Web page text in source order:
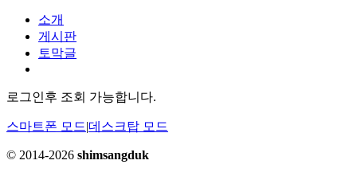
소개
게시판
토막글
로그인후 조회 가능합니다.
스마트폰 모드|데스크탑 모드
© 2014-2026 shimsangduk